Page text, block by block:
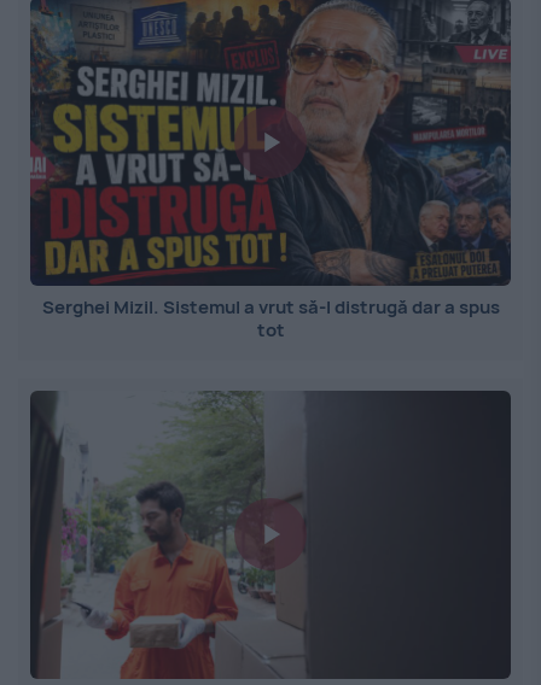
Serghei Mizil. Sistemul a vrut să-l distrugă dar a spus
tot